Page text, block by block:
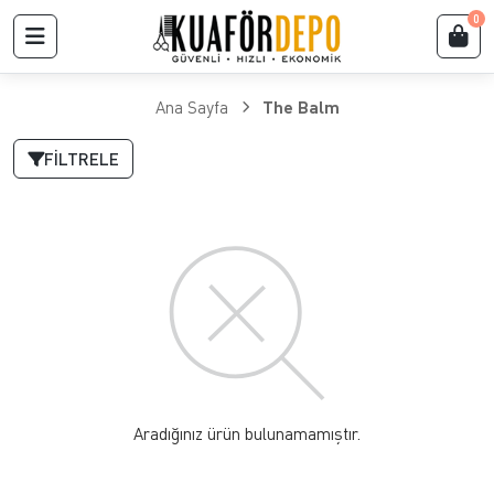
0
Ana Sayfa The Balm
FILTRELE
Aradığınız ürün bulunamamıştır.